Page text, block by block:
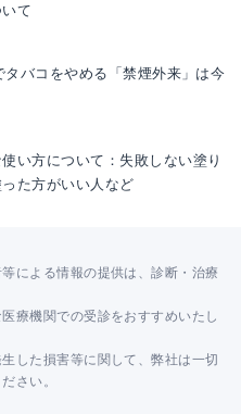
て
タバコをやめる「禁煙外来」は今
い方について：失敗しない塗り
た方がいい人など
による情報の提供は、診断・治療
療機関での受診をおすすめいたし
した損害等に関して、弊社は一切
さい。